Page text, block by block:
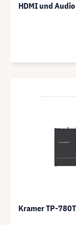
HDMI und Audio
Kramer TP-780T